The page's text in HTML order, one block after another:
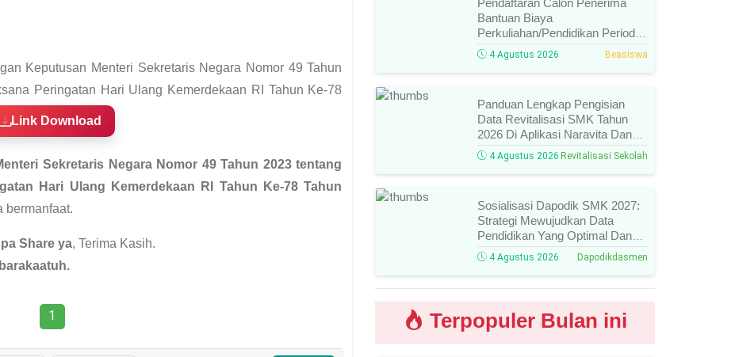
Keputusan Menteri Sekretaris Negara Nomor 49 Tahun
Peringatan Hari Ulang Kemerdekaan RI Tahun Ke-78
Link Download
Sekretaris Negara Nomor 49 Tahun 2023 tentang
Hari Ulang Kemerdekaan RI Tahun Ke-78 Tahun
bermanfaat.
Share ya, Terima Kasih.
1
Bantuan Biaya
Perkuliahan/Pendidikan Periode
Agustus 2026 Resmi Dibuka,
Simak Syarat Dan Jadwal
Lengkapnya
4 Agustus 2026 Beasiswa
Panduan Lengkap Pengisian
Data Revitalisasi SMK Tahun
2026 Di Aplikasi Naravita Dan
Takola4 Agustus 2026 Revitalisasi Sekolah
Sosialisasi Dapodik SMK 2027:
Strategi Mewujudkan Data
Pendidikan Yang Optimal Dan
Valid4 Agustus 2026 Dapodikdasmen
Terpopuler Bulan ini